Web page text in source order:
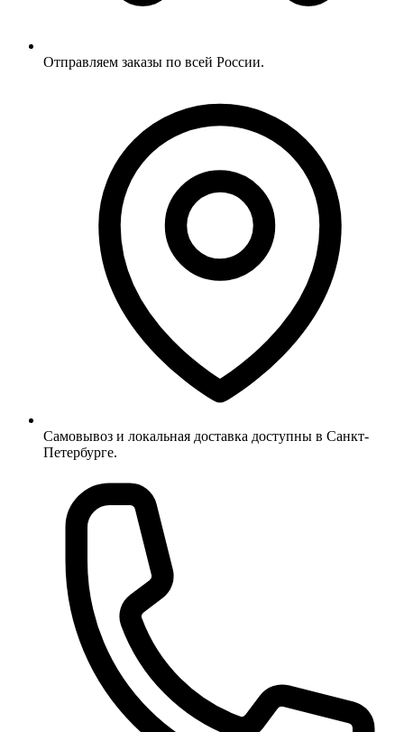
Отправляем заказы по всей России.
Самовывоз и локальная доставка доступны в Санкт-
Петербурге.